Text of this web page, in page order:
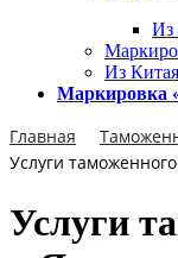
Из
Из Китая
Маркировка
Главная
Услуги
Услуги